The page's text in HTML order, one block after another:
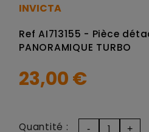
INVICTA
Ref AI713155 - Pièce
PANORAMIQUE TURBO
23,00 €
Quantité :